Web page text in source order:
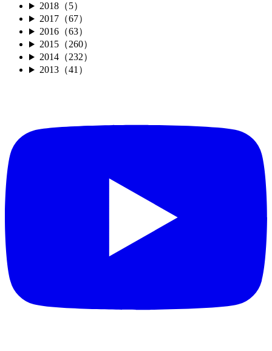
2018（5）
2017（67）
2016（63）
2015（260）
2014（232）
2013（41）